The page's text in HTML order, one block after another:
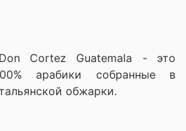
Cortez Guatemala - это
арабики собранные в
обжарки.